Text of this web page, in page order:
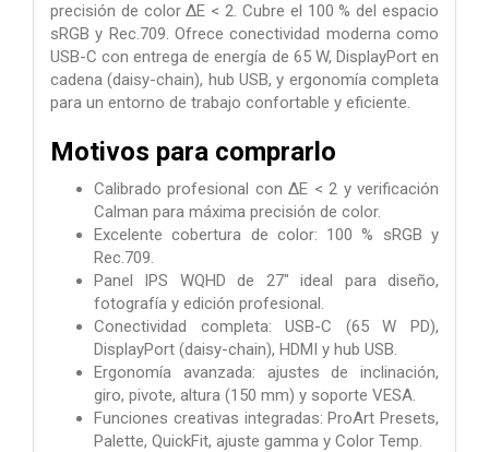
precisión de color ΔE < 2. Cubre el 100 % del espacio
sRGB y Rec.709. Ofrece conectividad moderna como
USB-C con entrega de energía de 65 W, DisplayPort en
cadena (daisy-chain), hub USB, y ergonomía completa
para un entorno de trabajo confortable y eficiente.
Motivos para comprarlo
Calibrado profesional con ΔE < 2 y verificación
Calman para máxima precisión de color.
Excelente cobertura de color: 100 % sRGB y
Rec.709.
Panel IPS WQHD de 27" ideal para diseño,
fotografía y edición profesional.
Conectividad completa: USB-C (65 W PD),
DisplayPort (daisy-chain), HDMI y hub USB.
Ergonomía avanzada: ajustes de inclinación,
giro, pivote, altura (150 mm) y soporte VESA.
Funciones creativas integradas: ProArt Presets,
Palette, QuickFit, ajuste gamma y Color Temp.